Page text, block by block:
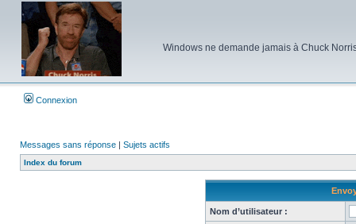
Windows ne demande jamais à Chuck
Connexion
Messages sans réponse | Sujets actifs
Index du forum
Nom d’utilisateur :